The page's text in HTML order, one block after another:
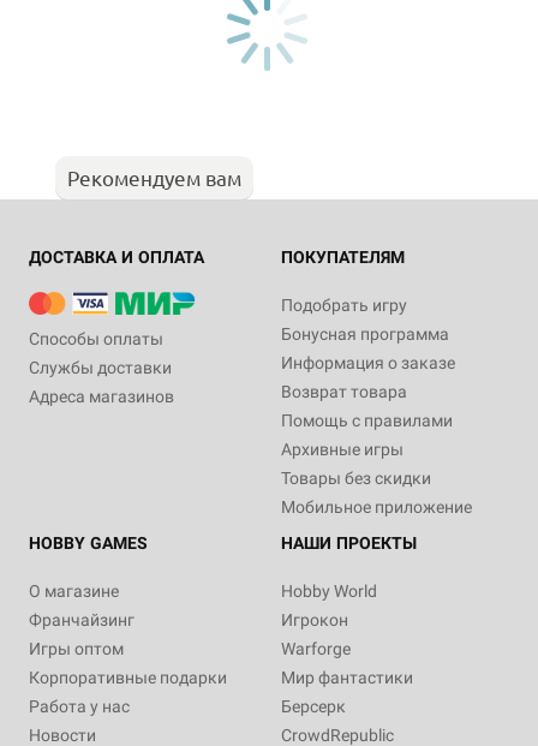
Рекомендуем вам
ДОСТАВКА И ОПЛАТА
Способы оплаты
Службы доставки
Адреса магазинов
ПОКУПАТЕЛЯМ
Подобрать игру
Бонусная программа
Информация о заказе
Возврат товара
Помощь с правилами
Архивные игры
Товары без скидки
Мобильное приложение
HOBBY GAMES
О магазине
Франчайзинг
Игры оптом
Корпоративные подарки
Работа у нас
Новости
НАШИ ПРОЕКТЫ
Hobby World
Игрокон
Warforge
Мир фантастики
Берсерк
CrowdRepublic